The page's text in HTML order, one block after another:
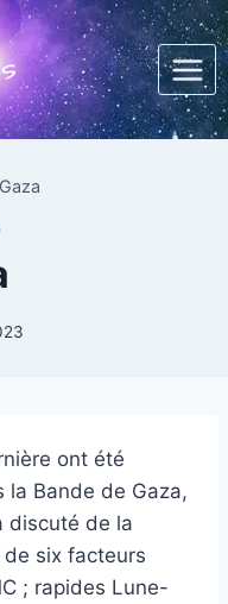
Gaza
ont été
la Bande de Gaza,
discuté de la
six facteurs
; rapides Lune-